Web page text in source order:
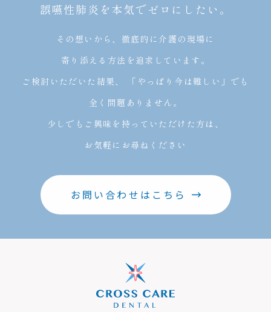
誤嚥性肺炎を本気でゼロにしたい。
その想いから、徹底的に介護の現場に
寄り添える方法を追求しています。
ご検討いただいた結果、
「やっぱり今は難しい」でも
全く問題ありません。
少しでもご興味を持っていただけた方は、
お気軽にお尋ねください
お問い合わせはこちら